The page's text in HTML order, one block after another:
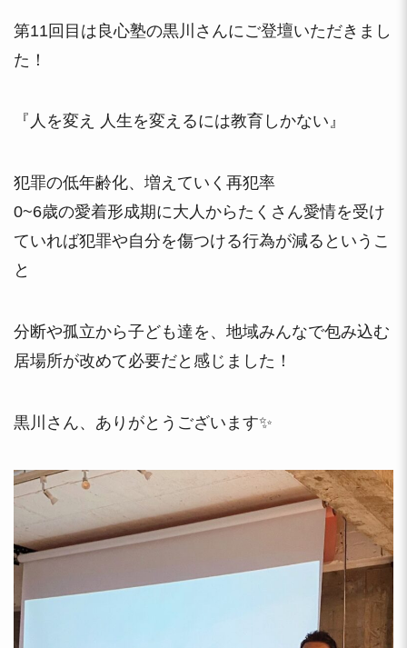
第11回目は良心塾の黒川さんにご登壇いただきまし
た！
『人を変え 人生を変えるには教育しかない』
犯罪の低年齢化、増えていく再犯率
0~6歳の愛着形成期に大人からたくさん愛情を受け
ていれば犯罪や自分を傷つける行為が減るというこ
と
分断や孤立から子ども達を、地域みんなで包み込む
居場所が改めて必要だと感じました！
黒川さん、ありがとうございます✨️